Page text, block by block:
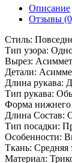
Описание
Отзывы
Стиль:
Тип узора:
Вырез:
Детали:
Длина рукава:
Тип рукава:
Форма
Длина Состав:
Тип посадки:
Особенности:
Ткань: Средняя
Материал: